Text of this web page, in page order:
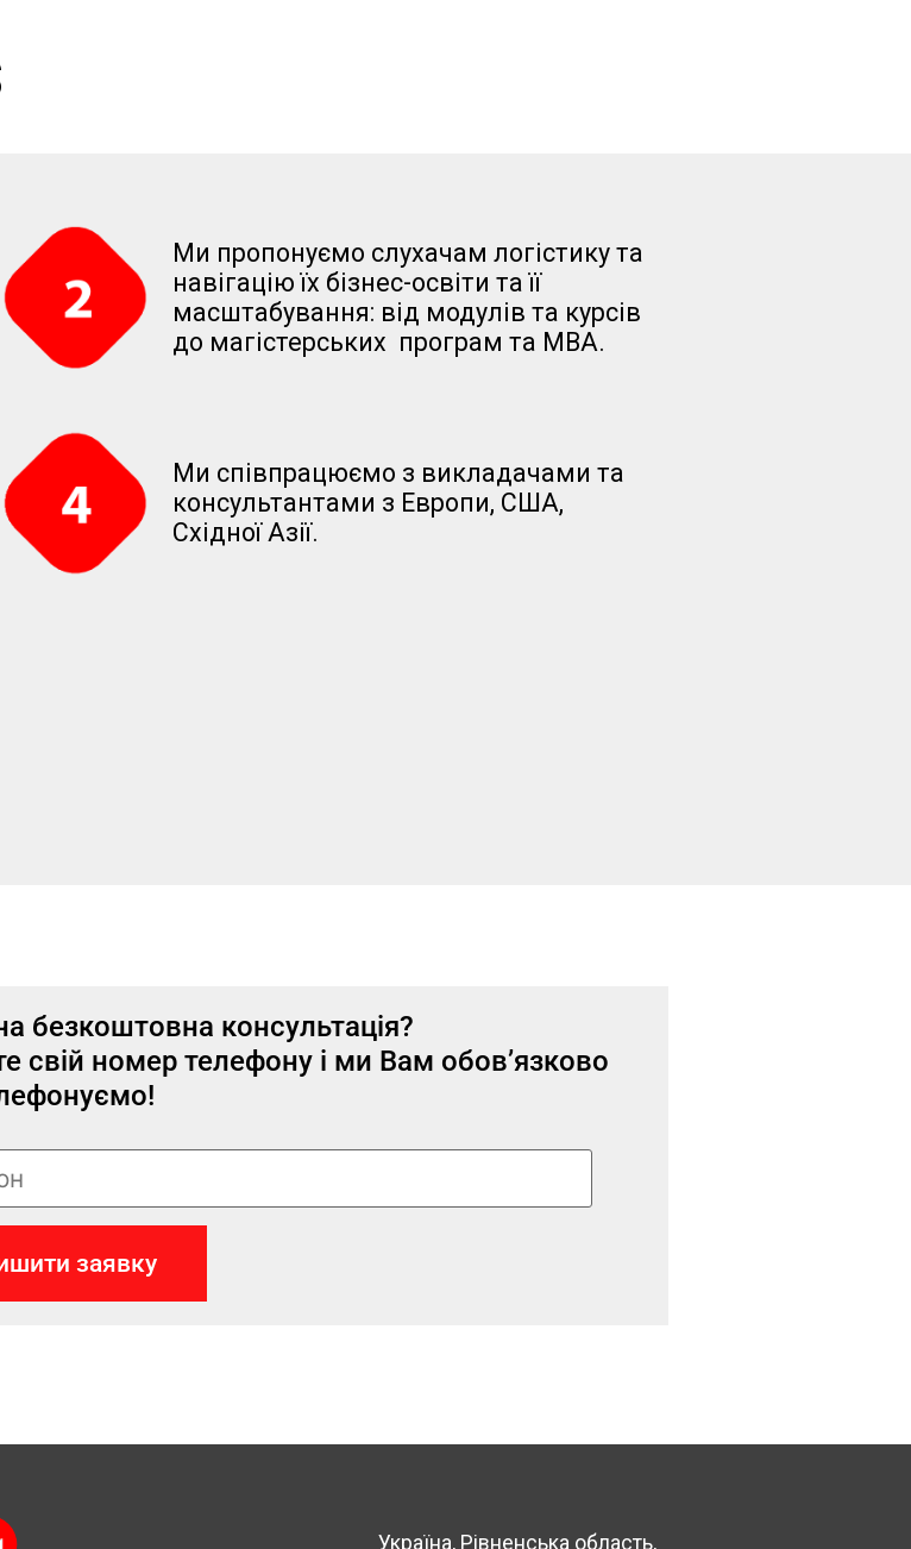
Ми пропонуємо слухачам логістику та
навігацію їх бізнес-освіти та її
масштабування: від модулів та курсів
до магістерських програм та MBA.
Ми співпрацюємо з викладачами та
консультантами з Европи, США,
Східної Азії.
безкоштовна консультація?
свій номер телефону і ми Вам обов’язково
Україна, Рівненська область,